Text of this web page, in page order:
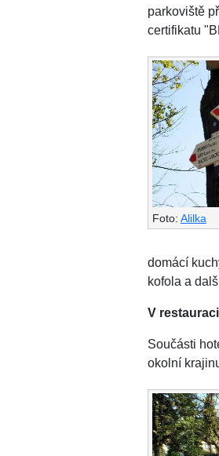
parkoviště
certifikatu
Foto: Alilka
domácí
kofola a
V
Součásti
okolní